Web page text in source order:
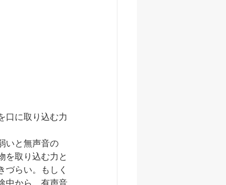
口に取り込む力
いと無声音の
を取り込む力と
づらい。もしく
中から、有声音